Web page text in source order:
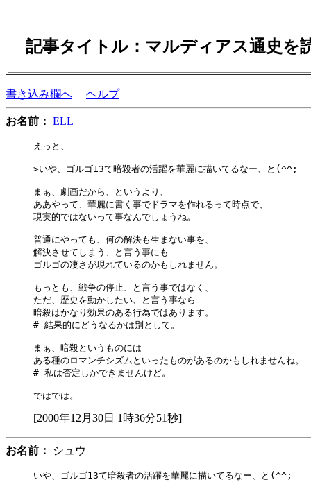
記事タイトル：マルディアス通史
書き込み欄へ ヘルプ
お名前： ELL
えっと、
>いや、ゴルゴ13て暗殺者の活躍を華麗に描いてるなー、と(^^;
まぁ、劇画だから、というより、
ああやって、華麗に書く事でドラマを作れるって時点で、
現実的ではないって事なんでしょうね。
普通にやっても、何の解決も生まない事を、
解決させてしまう、と言う事にも
ゴルゴの凄さが現れているのかもしれません。
もっとも、戦争の停止、と言う事ではなく、
ただ、歴史を動かしたい、と言う事なら
暗殺はかなり効果のある行為ではあります。
# 結果的にどうなるかは別として。
まぁ、暗殺というものには
ある種のロマンチシズムといったものがあるのかもしれませんね。
# 私は否定しかできませんけど。
[2000年12月30日 1時36分51秒]
お名前： シュウ